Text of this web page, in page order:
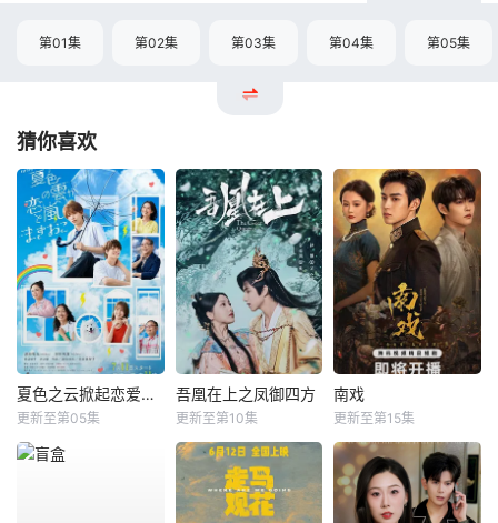
第01集 第02集 第03集 第04集 第05集
猜你喜欢
夏色之云掀起恋爱与风暴
更新至第05集
吾凰在上之凤御四方
更新至第10集
南戏
更新至第15集